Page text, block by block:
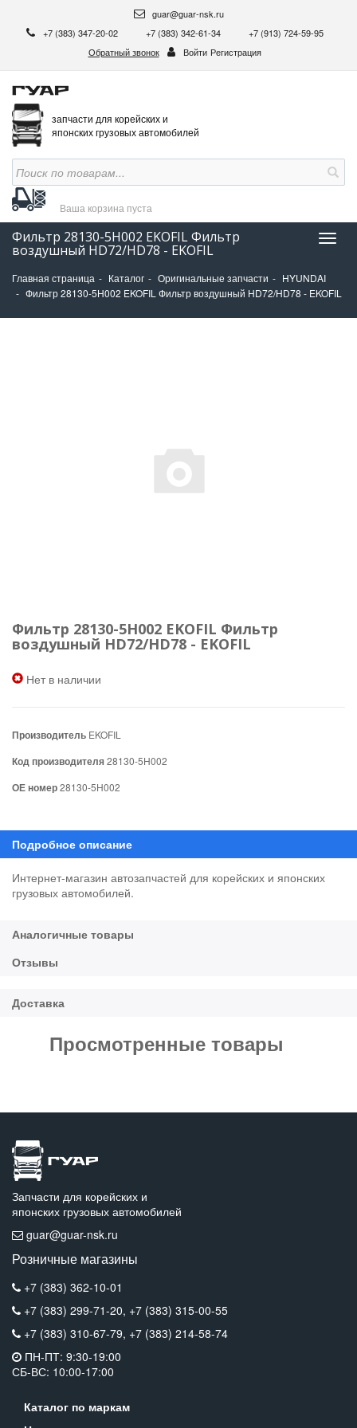
guar@guar-nsk.ru
+7 (383) 347-20-02
+7 (383) 342-61-34
+7 (913) 724-59-95
Обратный звонок
Войти Регистрация
запчасти для корейских и
японских грузовых автомобилей
Ваша корзина пуста
Фильтр 28130-5H002 EKOFIL Фильтр
воздушный HD72/HD78 - EKOFIL
Главная страница Каталог Оригинальные запчасти
HYUNDAI
Фильтр 28130-5H002 EKOFIL Фильтр воздушный HD72/HD78 - EKOFIL
Фильтр 28130-5H002 EKOFIL Фильтр
воздушный HD72/HD78 - EKOFIL
Нет в наличии
Производитель EKOFIL
Код производителя28130-5H002
ОЕ номер28130-5H002
Интернет-магазин автозапчастей для корейских и японских
грузовых автомобилей.
Просмотренные товары
Запчасти для корейских и
японских грузовых автомобилей
guar@guar-nsk.ru
Розничные магазины
+7 (383) 362-10-01
+7 (383) 299-71-20, +7 (383) 315-00-55
+7 (383) 310-67-79, +7 (383) 214-58-74
ПН-ПТ: 9:30-19:00
СБ-ВС: 10:00-17:00
Каталог по маркам